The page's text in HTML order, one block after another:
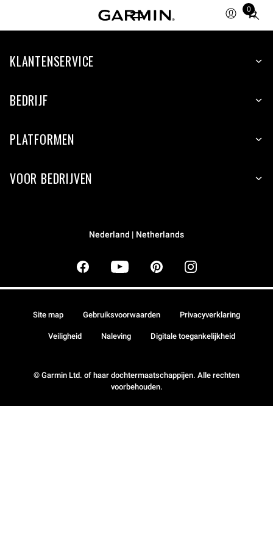
0
Total
items
cart:
KLANTENSERVICE
BEDRIJF
PLATFORMEN
VOOR BEDRIJVEN
Nederland | Netherlands
© Garmin Ltd. of haar dochtermaatschappijen. Alle rechten
voorbehouden.
Site map Gebruiksvoorwaarden Privacyverklaring
Veiligheid Naleving Digitale toegankelijkheid